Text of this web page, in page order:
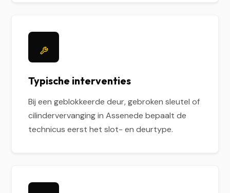
Typische interventies
Bij een geblokkeerde deur, gebroken sleutel of
cilindervervanging in Assenede bepaalt de
technicus eerst het slot- en deurtype.